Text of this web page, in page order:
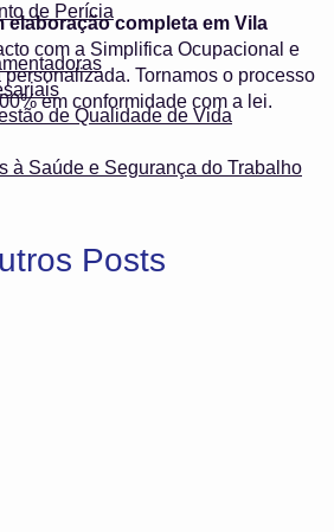
de Perícia
de Qualidade de Vida
à Saúde e Segurança do Trabalho
elaboração completa em Vila
com a Simplifica Ocupacional e
Tornamos o processo
em conformidade com a lei.
Posts